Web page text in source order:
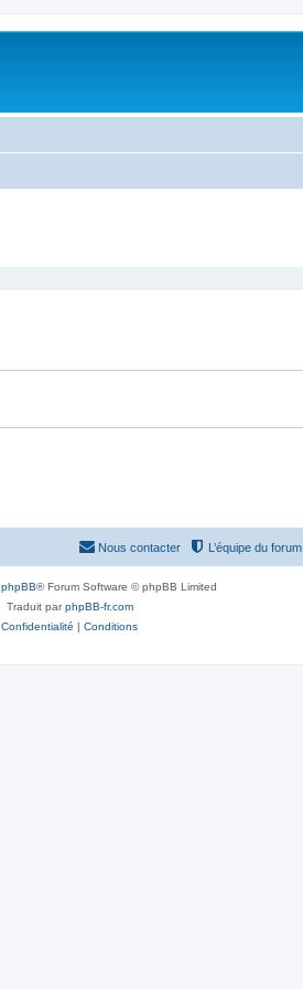
L’équipe du forum
Nous contacter
phpBB® Forum Software © phpBB Limited
Traduit parphpBB-fr.com
Confidentialité | Conditions